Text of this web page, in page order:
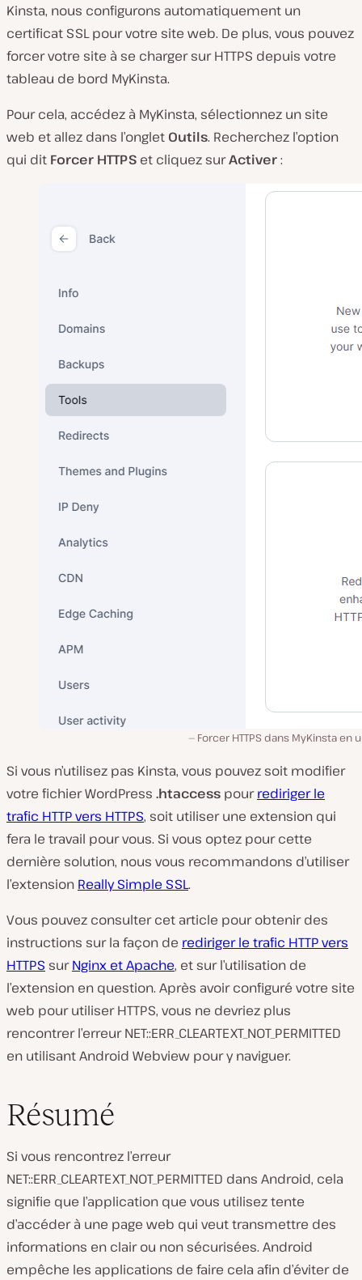
Kinsta, nous configurons automatiquement un
certificat SSL pour votre site web. De plus, vous pouvez
forcer votre site à se charger sur HTTPS depuis votre
tableau de bord MyKinsta.
Pour cela, accédez à MyKinsta, sélectionnez un site
web et allez dans l’onglet Outils. Recherchez l’option
qui dit Forcer HTTPS et cliquez surActiver:
Forcer HTTPS dans MyKinsta en
Si vous n’utilisez pas Kinsta, vous pouvez soit modifier
votre fichier WordPress .htaccess pourrediriger le
trafic HTTP vers HTTPS, soit utiliser une extension qui
fera le travail pour vous. Si vous optez pour cette
dernière solution, nous vous recommandons d’utiliser
l’extension Really Simple SSL.
Vous pouvez consulter cet article pour obtenir des
instructions sur la façon de rediriger le trafic HTTP vers
HTTPS surNginx et Apache, et sur l’utilisation de
l’extension en question. Après avoir configuré votre site
web pour utiliser HTTPS, vous ne devriez plus
rencontrer l’erreur NET::ERR_CLEARTEXT_NOT_PERMITTED
en utilisant Android Webview pour y naviguer.
Résumé
Si vous rencontrez l’erreur
NET::ERR_CLEARTEXT_NOT_PERMITTED dans Android, cela
signifie que l’application que vous utilisez tente
d’accéder à une page web qui veut transmettre des
informations en clair ou non sécurisées. Android
empêche les applications de faire cela afin d’éviter de